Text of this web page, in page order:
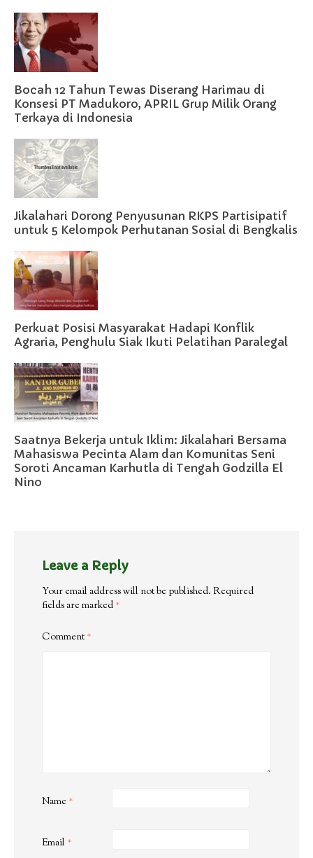
Bocah 12 Tahun Tewas Diserang Harimau di
Konsesi PT Madukoro, APRIL Grup Milik Orang
Terkaya di Indonesia
Jikalahari Dorong Penyusunan RKPS Partisipatif
untuk 5 Kelompok Perhutanan Sosial di Bengkalis
Perkuat Posisi Masyarakat Hadapi Konflik
Agraria, Penghulu Siak Ikuti Pelatihan Paralegal
Saatnya Bekerja untuk Iklim: Jikalahari Bersama
Mahasiswa Pecinta Alam dan Komunitas Seni
Soroti Ancaman Karhutla di Tengah Godzilla El
Nino
Leave a Reply
Your email address will not be published. Required
fields are marked *
Comment*
Name *
Email *